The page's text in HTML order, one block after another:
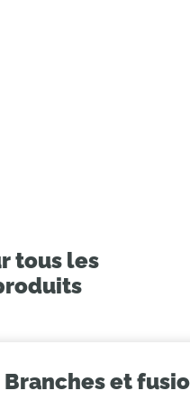
tous les
Branches et